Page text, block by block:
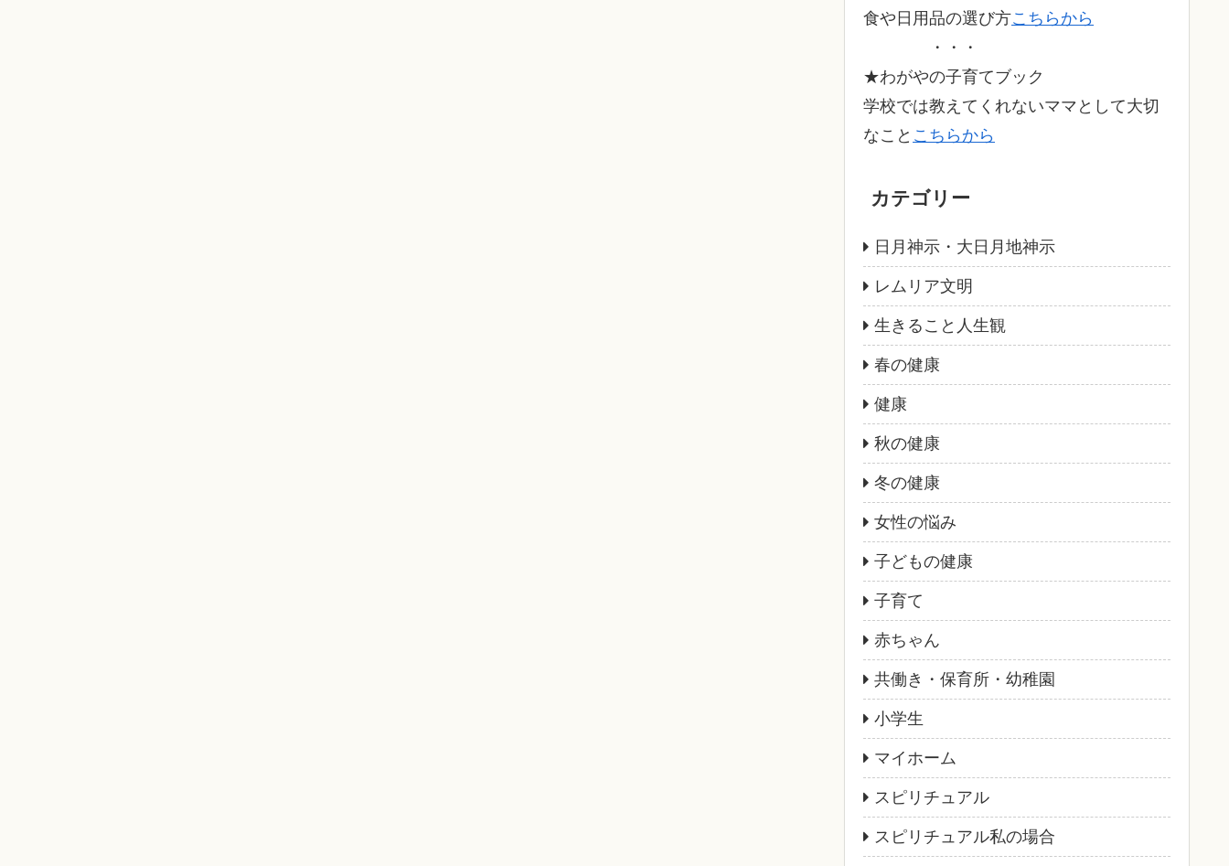
食や日用品の選び方こちらから
・・・
★わがやの子育てブック
学校では教えてくれないママとして大切
なこと こちらから
カテゴリー
日月神示・大日月地神示
レムリア文明
生きること人生観
春の健康
健康
秋の健康
冬の健康
女性の悩み
子どもの健康
子育て
赤ちゃん
共働き・保育所・幼稚園
小学生
マイホーム
スピリチュアル
スピリチュアル私の場合